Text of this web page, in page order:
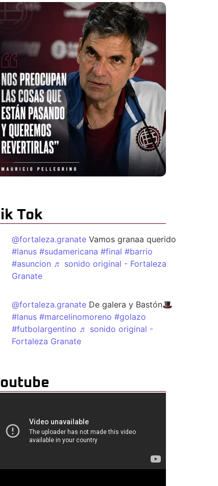
Tok
@fortaleza.granate Vamos granaa querido
#lanus #sudamericana #final #barrio
#asuncion ♬ sonido original - Fortaleza
Granate
@fortaleza.granate De galera y Bastón🎩
#lanus #marcelinomoreno #golazo
#futbolargentino ♬ sonido original -
Fortaleza Granate